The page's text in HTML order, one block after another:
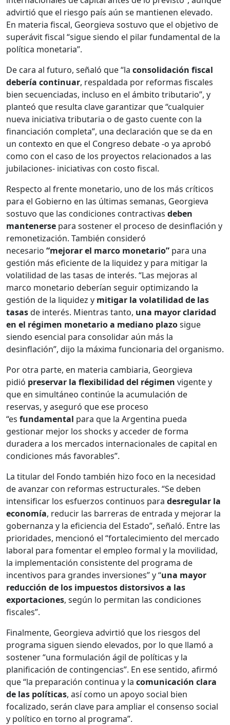
advirtió que el riesgo país aún se mantienen elevado.
En materia fiscal, Georgieva sostuvo que el objetivo de
superávit fiscal “sigue siendo el pilar fundamental de la
política monetaria”.
De cara al futuro, señaló que “la consolidación fiscal
debería continuar, respaldada por reformas fiscales
bien secuenciadas, incluso en el ámbito tributario”, y
planteó que resulta clave garantizar que “cualquier
nueva iniciativa tributaria o de gasto cuente con la
financiación completa”, una declaración que se da en
un contexto en que el Congreso debate -o ya aprobó
como con el caso de los proyectos relacionados a las
jubilaciones- iniciativas con costo fiscal.
Respecto al frente monetario, uno de los más críticos
para el Gobierno en las últimas semanas, Georgieva
sostuvo que las condiciones contractivas deben
mantenerse para sostener el proceso de desinflación y
remonetización. También consideró
necesario “mejorar el marco monetario” para una
gestión más eficiente de la liquidez y para mitigar la
volatilidad de las tasas de interés. “Las mejoras al
marco monetario deberían seguir optimizando la
gestión de la liquidez y mitigar la volatilidad de las
tasasde interés. Mientras tanto, una mayor claridad
en el régimen monetario a mediano plazosigue
siendo esencial para consolidar aún más la
desinflación”, dijo la máxima funcionaria del organismo.
Por otra parte, en materia cambiaria, Georgieva
pidió preservar la flexibilidad del régimen vigente y
que en simultáneo continúe la acumulación de
reservas, y aseguró que ese proceso
“es fundamental para que la Argentina pueda
gestionar mejor los shocks y acceder de forma
duradera a los mercados internacionales de capital en
condiciones más favorables”.
La titular del Fondo también hizo foco en la necesidad
de avanzar con reformas estructurales. “Se deben
intensificar los esfuerzos continuos para desregular la
economía, reducir las barreras de entrada y mejorar la
gobernanza y la eficiencia del Estado”, señaló. Entre las
prioridades, mencionó el “fortalecimiento del mercado
laboral para fomentar el empleo formal y la movilidad,
la implementación consistente del programa de
incentivos para grandes inversiones” y “una mayor
reducción de los impuestos distorsivos a las
exportaciones, según lo permitan las condiciones
fiscales”.
Finalmente, Georgieva advirtió que los riesgos del
programa siguen siendo elevados, por lo que llamó a
sostener “una formulación ágil de políticas y la
planificación de contingencias”. En ese sentido, afirmó
que “la preparación continua y la comunicación clara
de las políticas, así como un apoyo social bien
focalizado, serán clave para ampliar el consenso social
y político en torno al programa”.